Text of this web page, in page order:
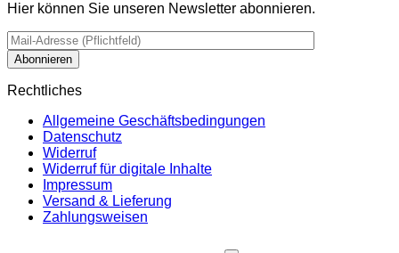
Hier können Sie unseren Newsletter abonnieren.
Rechtliches
Allgemeine Geschäftsbedingungen
Datenschutz
Widerruf
Widerruf für digitale Inhalte
Impressum
Versand & Lieferung
Zahlungsweisen